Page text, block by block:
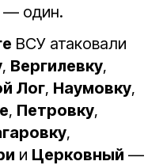
— один.
ВСУ атаковали
, Вергилевку,
Лог, Наумовку,
, Петровку,
,
и Церковный —